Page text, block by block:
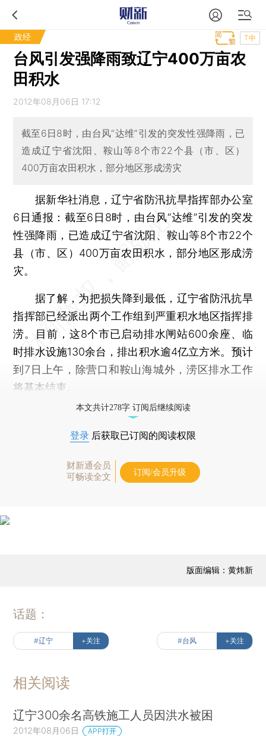
政经 T中
台风引发强降雨致辽宁400万亩农
田积水
2012年08月06日 17:12
截至6日8时，由台风“达维”引发的突发性强降雨，已
造成辽宁省沈阳、鞍山等8个市22个县（市、区）
400万亩农田积水，部分地区形成涝灾
据新华社消息，辽宁省防汛抗旱指挥部办公室
6日通报：截至6日8时，由台风“达维”引发的突发
性强降雨，已造成辽宁省沈阳、鞍山等8个市22个
县（市、区）400万亩农田积水，部分地区形成涝
灾。
据了解，为把损失降到最低，辽宁省防汛抗旱
指挥部已经派出两个工作组到严重积水地区指挥排
涝。目前，这8个市已启动排水闸站600余座、临
时排水设施130余台，排出积水逾4亿立方米。预计
到7日上午，除营口和鞍山海城外，涝区排水工作
将基本结束。
本文共计278字 订阅后继续阅读
登录 后获取已订阅的阅读权限
财新通会员
可畅读全文
订阅/会员升级
版面编辑：黄炜新
话题：
#辽宁 +关注 #台风 +关注
相关阅读
辽宁300余名高铁施工人员因洪水被困
2012年08月06日 APP打开